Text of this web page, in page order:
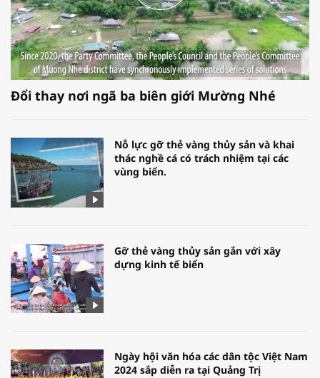
Đổi thay nơi ngã ba biên giới Mường Nhé
Nỗ lực gỡ thẻ vàng thủy sản và khai
thác nghề cá có trách nhiệm tại các
vùng biển.
Gỡ thẻ vàng thủy sản gắn với xây
dựng kinh tế biển
Ngày hội văn hóa các dân tộc Việt Nam
2024 sắp diễn ra tại Quảng Trị